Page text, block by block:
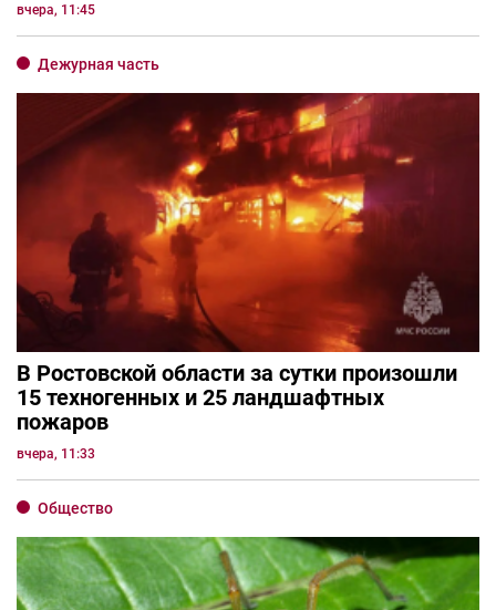
вчера, 11:45
Дежурная часть
В Ростовской области за сутки произошли
15 техногенных и 25 ландшафтных
пожаров
вчера, 11:33
Общество